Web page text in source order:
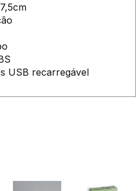
USB recarregável